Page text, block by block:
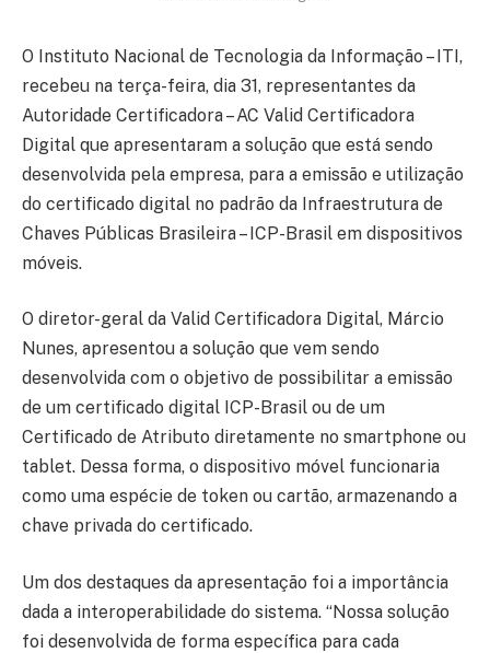
O Instituto Nacional de Tecnologia da Informação – ITI,
recebeu na terça-feira, dia 31, representantes da
Autoridade Certificadora – AC Valid Certificadora
Digital que apresentaram a solução que está sendo
desenvolvida pela empresa, para a emissão e utilização
do certificado digital no padrão da Infraestrutura de
Chaves Públicas Brasileira – ICP-Brasil em dispositivos
móveis.
O diretor-geral da Valid Certificadora Digital, Márcio
Nunes, apresentou a solução que vem sendo
desenvolvida com o objetivo de possibilitar a emissão
de um certificado digital ICP-Brasil ou de um
Certificado de Atributo diretamente no smartphone ou
tablet. Dessa forma, o dispositivo móvel funcionaria
como uma espécie de token ou cartão, armazenando a
chave privada do certificado.
Um dos destaques da apresentação foi a importância
dada a interoperabilidade do sistema. “Nossa solução
foi desenvolvida de forma específica para cada